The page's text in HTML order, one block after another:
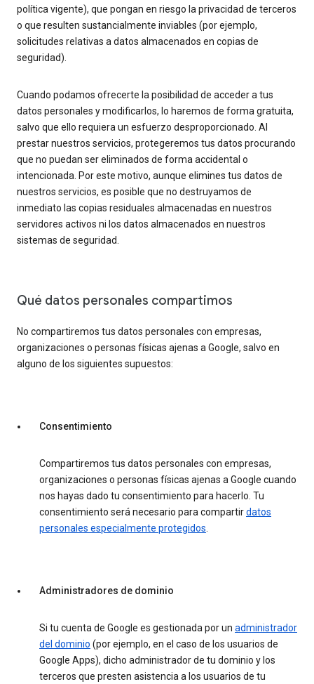
política vigente), que pongan en riesgo la privacidad de terceros
o que resulten sustancialmente inviables (por ejemplo,
solicitudes relativas a datos almacenados en copias de
seguridad).
Cuando podamos ofrecerte la posibilidad de acceder a tus
datos personales y modificarlos, lo haremos de forma gratuita,
salvo que ello requiera un esfuerzo desproporcionado. Al
prestar nuestros servicios, protegeremos tus datos procurando
que no puedan ser eliminados de forma accidental o
intencionada. Por este motivo, aunque elimines tus datos de
nuestros servicios, es posible que no destruyamos de
inmediato las copias residuales almacenadas en nuestros
servidores activos ni los datos almacenados en nuestros
sistemas de seguridad.
Qué datos personales compartimos
No compartiremos tus datos personales con empresas,
organizaciones o personas físicas ajenas a Google, salvo en
alguno de los siguientes supuestos:
Consentimiento
Compartiremos tus datos personales con empresas,
organizaciones o personas físicas ajenas a Google cuando
nos hayas dado tu consentimiento para hacerlo. Tu
consentimiento será necesario para compartirdatos
personales especialmente protegidos.
Administradores de dominio
Si tu cuenta de Google es gestionada por un administrador
del dominio (por ejemplo, en el caso de los usuarios de
Google Apps), dicho administrador de tu dominio y los
terceros que presten asistencia a los usuarios de tu